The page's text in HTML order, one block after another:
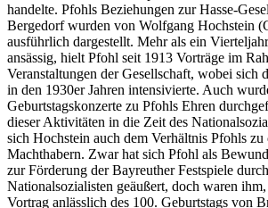
handelte. Pfohls Beziehungen zur Hasse-
Bergedorf wurden von Wolfgang Hochstein
ausführlich dargestellt. Mehr als ein
ansässig, hielt Pfohl seit 1913 Vorträge im
Veranstaltungen der Gesellschaft, wobei sich
in den 1930er Jahren intensivierte. Auch
Geburtstagskonzerte zu Pfohls Ehren
dieser Aktivitäten in die Zeit des
sich Hochstein auch dem Verhältnis Pfohls zu
Machthabern. Zwar hat sich Pfohl als
zur Förderung der Bayreuther Festspiele
Nationalsozialisten geäußert, doch waren
Vortrag anlässlich des 100. Geburtstags von